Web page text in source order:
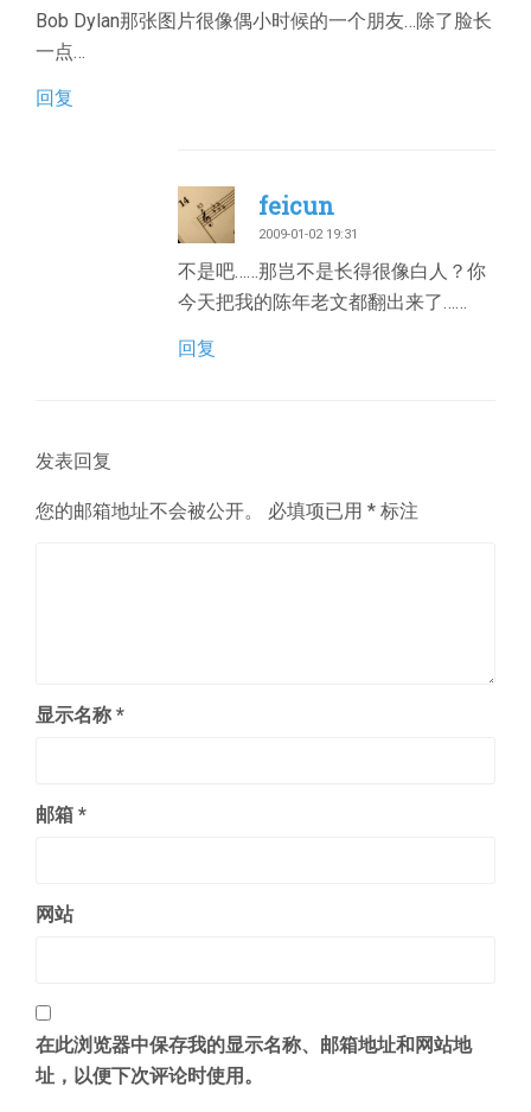
Bob Dylan那张图片很像偶小时候的一个朋友…除了脸长
一点…
回复
feicun
2009-01-02 19:31
不是吧……那岂不是长得很像白人？你
今天把我的陈年老文都翻出来了……
回复
发表回复
您的邮箱地址不会被公开。 必填项已用 * 标注
显示名称 *
邮箱 *
网站
在此浏览器中保存我的显示名称、邮箱地址和网站地
址，以便下次评论时使用。